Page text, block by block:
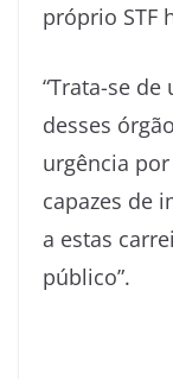
próprio STF
“Trata-se
desses
urgência
capazes de
a estas
público”.